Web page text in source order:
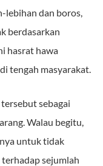
lebihan dan boros,
berdasarkan
hasrat hawa
tengah masyarakat.
sebagai
Walau begitu,
untuk tidak
sejumlah